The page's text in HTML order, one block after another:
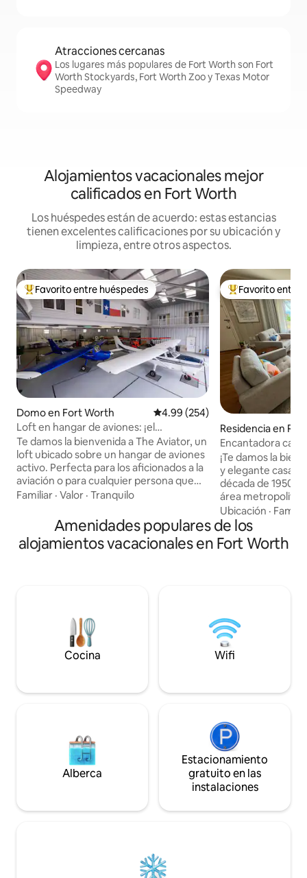
Atracciones cercanas
Los lugares más populares de Fort Worth son Fort
Worth Stockyards, Fort Worth Zoo y Texas Motor
Speedway
Alojamientos vacacionales mejor
calificados en Fort Worth
Los huéspedes están de acuerdo: estas estancias
tienen excelentes calificaciones por su ubicación y
limpieza, entre otros aspectos.
De los mejores en Favorito entre huéspedes
Favorito entre huéspedes
Domo en Fort Worth Calificación promedio: 4.99 de
4.99 (254)
Loft en hangar de aviones: ¡el
alojamiento más genial en Fort Worth!
Te damos la bienvenida a The Aviator, un
loft ubicado sobre un hangar de aviones
activo. Perfecta para los aficionados a la
aviación o para cualquier persona que
busque una estadía única, esta
cuadrados ofrece espacio, comodidad y
un asiento en primera fila para volar.
Observa aviones, camina hasta el
ping pong ✔ Balcón con vista a los
aviones que pasan por debajo ✔ Una
estadía con temática de aviación como
ninguna otra
Familiar · Valor · Tranquilo
De los mejores
Favorito entre
Residencia en
Encantadora
con vistas
¡Te damos la
y elegante casa
década de 1950,
área
una gran vista
del valle que
Base de Reserva
las vistas al
proporciona
área de DFW. 30
directo desde/
Ubicación ·
Amenidades populares de los
alojamientos vacacionales en Fort Worth
Cocina Wifi
Alberca
Estacionamiento
gratuito en las
instalaciones